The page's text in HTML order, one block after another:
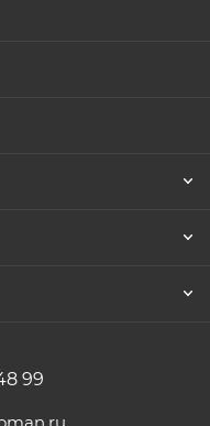
99